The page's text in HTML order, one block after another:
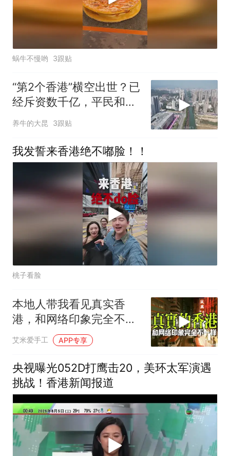
蜗牛不慢哟 3跟贴
“第2个香港”横空出世？已
经斥资数千亿，平民和富
豪纷纷前往！
养牛的大昆 3跟贴
我发誓来香港绝不嘟脸！！
桃子看脸
本地人带我看见真实香
港，和网络印象完全不一
样
艾米爱手工 APP专享
央视曝光052D打鹰击20，美环太军演遇
挑战！香港新闻报道